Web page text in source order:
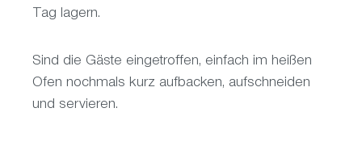
Tag lagern.
Sind die Gäste eingetroffen, einfach im heißen
Ofen nochmals kurz aufbacken, aufschneiden
und servieren.